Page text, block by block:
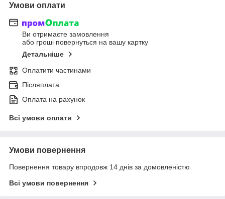
Умови оплати
Ви отримаєте замовлення
або гроші повернуться на вашу картку
Детальніше
Оплатити частинами
Післяплата
Оплата на рахунок
Всі умови оплати
Умови повернення
Повернення товару впродовж 14 днів за домовленістю
Всі умови повернення